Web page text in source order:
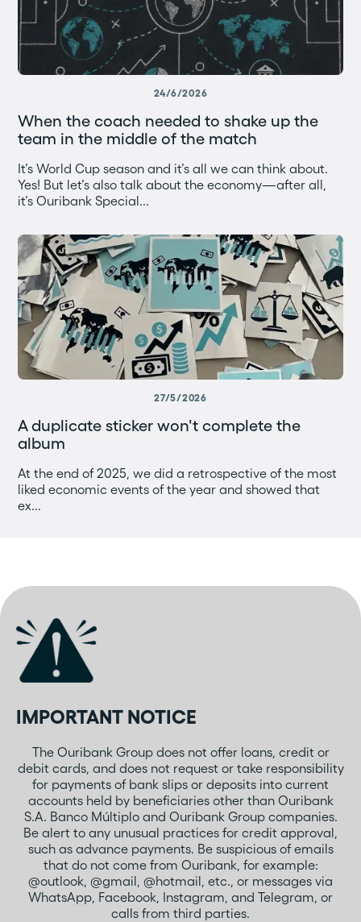
24/6/2026
When the coach needed to shake up the
team in the middle of the match
It’s World Cup season and it’s all we can think about.
Yes! But let’s also talk about the economy—after all,
it’s Ouribank Special...
27/5/2026
A duplicate sticker won't complete the
album
At the end of 2025, we did a retrospective of the most
liked economic events of the year and showed that
ex...
IMPORTANT NOTICE
The Ouribank Group does not offer loans, credit or
debit cards, and does not request or take responsibility
for payments of bank slips or deposits into current
accounts held by beneficiaries other than Ouribank
S.A. Banco Múltiplo and Ouribank Group companies.
Be alert to any unusual practices for credit approval,
such as advance payments. Be suspicious of emails
that do not come from Ouribank, for example:
@outlook, @gmail, @hotmail, etc., or messages via
WhatsApp, Facebook, Instagram, and Telegram, or
calls from third parties.